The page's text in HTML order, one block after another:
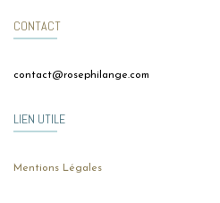
CONTACT
contact@rosephilange.com
LIEN UTILE
Mentions Légales